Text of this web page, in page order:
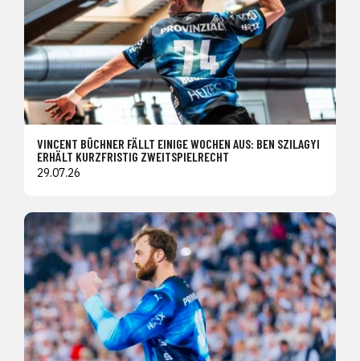
VINCENT BÜCHNER FÄLLT EINIGE WOCHEN AUS: BEN SZILAGYI
ERHÄLT KURZFRISTIG ZWEITSPIELRECHT
29.07.26